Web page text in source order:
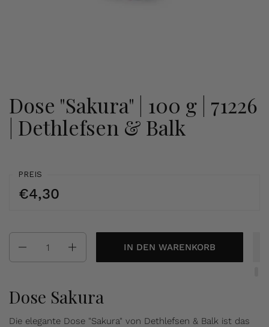
Dose "Sakura" | 100 g | 71226
| Dethlefsen & Balk
PREIS
€4,30
IN DEN WARENKORB
Dose Sakura
Die elegante Dose "Sakura" von Dethlefsen & Balk ist das